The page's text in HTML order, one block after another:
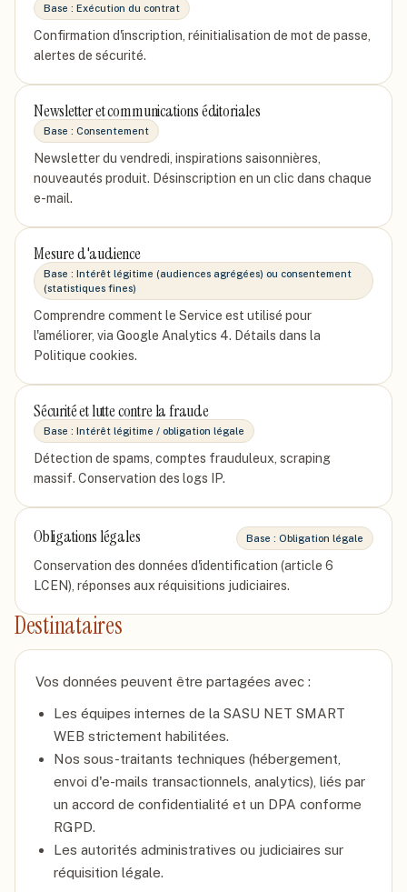
Base : Exécution du contrat
Confirmation d'inscription, réinitialisation de mot de passe,
alertes de sécurité.
Newsletter et communications éditoriales
Base : Consentement
Newsletter du vendredi, inspirations saisonnières,
nouveautés produit. Désinscription en un clic dans chaque
e-mail.
Mesure d'audience
Base : Intérêt légitime (audiences agrégées) ou consentement
(statistiques fines)
Comprendre comment le Service est utilisé pour
l'améliorer, via Google Analytics 4. Détails dans la
Politique cookies.
Sécurité et lutte contre la fraude
Base : Intérêt légitime / obligation légale
Détection de spams, comptes frauduleux, scraping
massif. Conservation des logs IP.
Obligations légales Base : Obligation légale
Conservation des données d'identification (article 6
LCEN), réponses aux réquisitions judiciaires.
Destinataires
Vos données peuvent être partagées avec :
Les équipes internes de la SASU NET SMART
WEB strictement habilitées.
Nos sous-traitants techniques (hébergement,
envoi d'e-mails transactionnels, analytics), liés par
un accord de confidentialité et un DPA conforme
RGPD.
Les autorités administratives ou judiciaires sur
réquisition légale.